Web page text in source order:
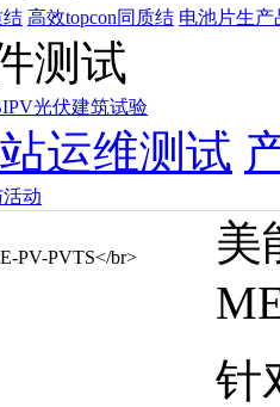
结 高效topcon同质结 电池片生产
测试
光伏建筑试验
运维测试
活动
美
针